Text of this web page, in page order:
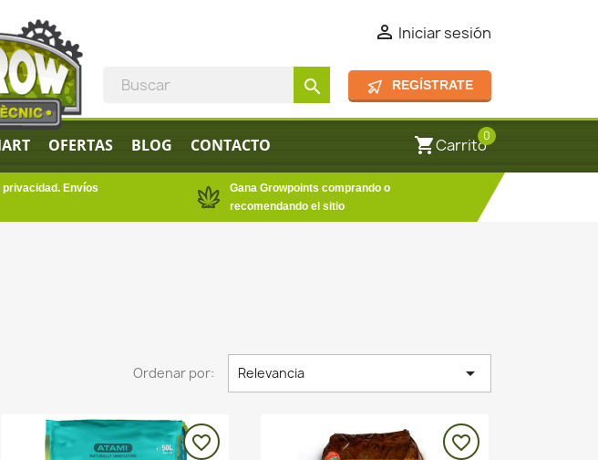
 Iniciar sesión
search REGÍSTRATE
OFERTAS BLOG CONTACTO shopping_cartCarrito0
privacidad. Envíos
Gana Growpoints comprando o
recomendando el sitio
Ordenar por: Relevancia 
favorite_border favorite_border